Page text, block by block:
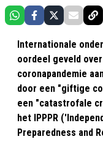
Internationale
oordeel geveld
coronapandemie
door een "giftige
een "catastrofale
het IPPPR
Preparedness and